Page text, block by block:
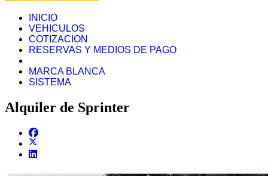
INICIO
VEHICULOS
COTIZACION
RESERVAS Y MEDIOS DE PAGO
MARCA BLANCA
SISTEMA
Alquiler de Sprinter